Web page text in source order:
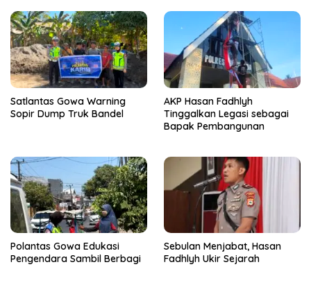
Satlantas Gowa Warning
Sopir Dump Truk Bandel
AKP Hasan Fadhlyh
Tinggalkan Legasi sebagai
Bapak Pembangunan
Polantas Gowa Edukasi
Pengendara Sambil Berbagi
Sebulan Menjabat, Hasan
Fadhlyh Ukir Sejarah